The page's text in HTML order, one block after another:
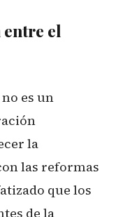
el
es un
la
las reformas
que los
de la